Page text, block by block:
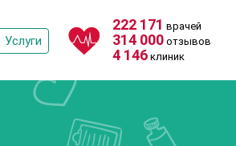
Услуги
222 171 врачей
314 000 отзывов
4 146 клиник